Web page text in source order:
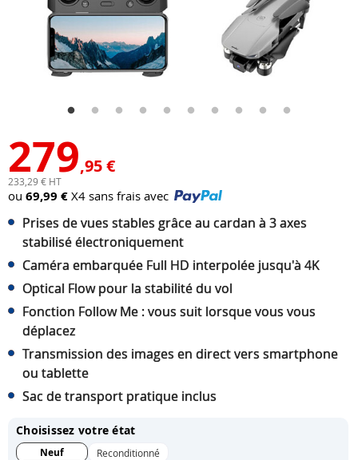
279,95 €
233,29 € HT
ou 69,99 € X4 sans frais avec
Prises de vues stables grâce au cardan à 3 axes
stabilisé électroniquement
Caméra embarquée Full HD interpolée jusqu'à 4K
Optical Flow pour la stabilité du vol
Fonction Follow Me : vous suit lorsque vous vous
déplacez
Transmission des images en direct vers smartphone
ou tablette
Sac de transport pratique inclus
Choisissez votre état
Neuf Reconditionné